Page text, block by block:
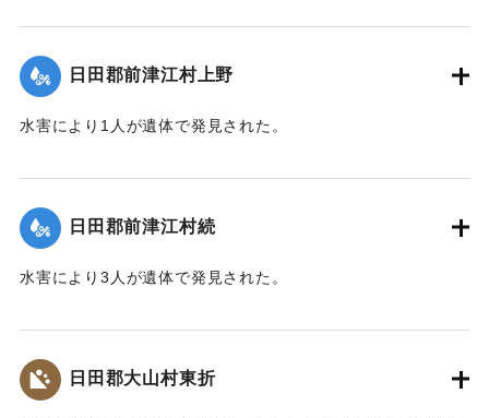
｜固有コード:00268364
日田郡前津江村上野
水害により1人が遺体で発見された。
｜固有コード:00268365
日田郡前津江村続
水害により3人が遺体で発見された。
｜固有コード:00268366
日田郡大山村東折